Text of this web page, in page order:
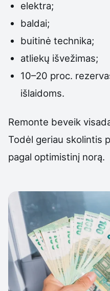
elektra;
baldai;
buitinė technika;
atliekų išvežimas;
10–20 proc.
išlaidoms.
Remonte beveik
Todėl geriau skolintis
pagal optimistinį norą.